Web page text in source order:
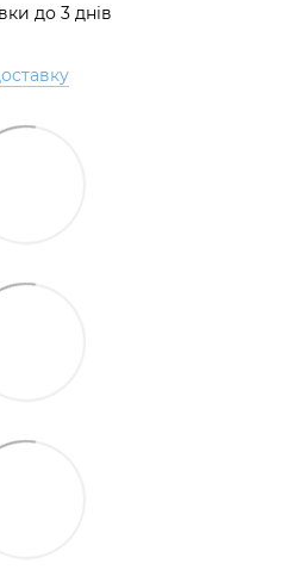
до 3 днів